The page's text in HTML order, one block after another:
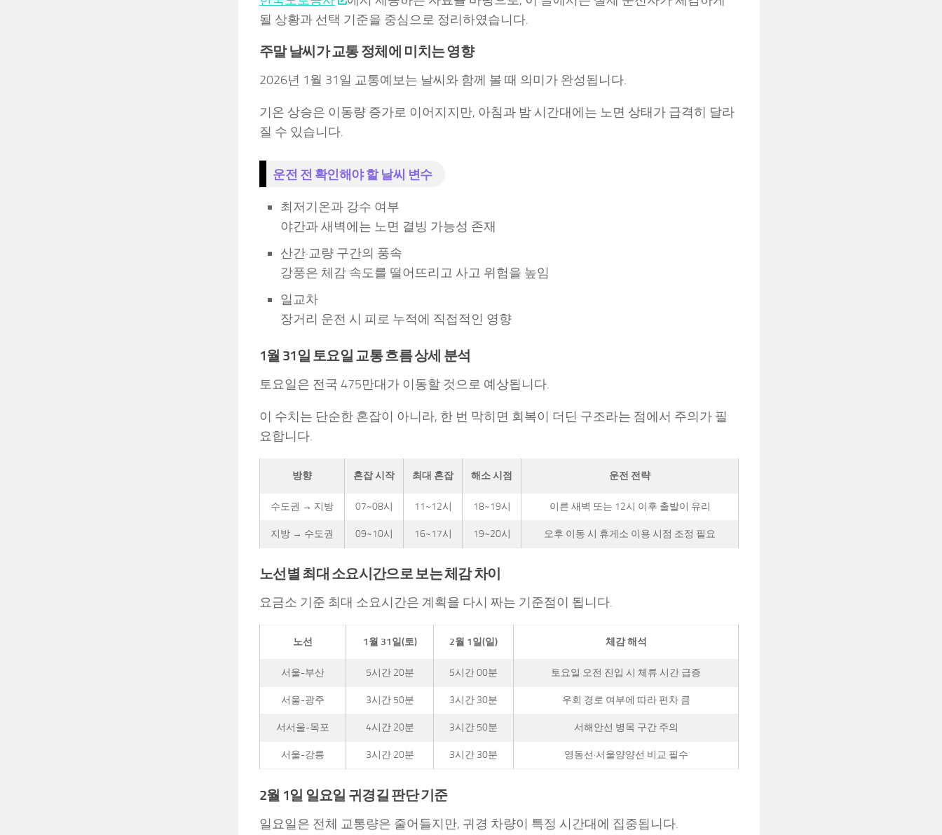
될 상황과 선택 기준을 중심으로 정리하였습니다.
주말 날씨가 교통 정체에 미치는 영향
2026년 1월 31일 교통예보는 날씨와 함께 볼 때 의미가 완성됩니다.
기온 상승은 이동량 증가로 이어지지만, 아침과 밤 시간대에는 노면 상태가 급격히 달라
질 수 있습니다.
운전 전 확인해야 할 날씨 변수
최저기온과 강수 여부
야간과 새벽에는 노면 결빙 가능성 존재
산간·교량 구간의 풍속
강풍은 체감 속도를 떨어뜨리고 사고 위험을 높임
일교차
장거리 운전 시 피로 누적에 직접적인 영향
1월 31일 토요일 교통 흐름 상세 분석
토요일은 전국 475만대가 이동할 것으로 예상됩니다.
이 수치는 단순한 혼잡이 아니라, 한 번 막히면 회복이 더딘 구조라는 점에서 주의가 필
요합니다.
방향 혼잡 시작 최대 혼잡 해소 시점 운전 전략
수도권 → 지방 07~08시 11~12시 18~19시 이른 새벽 또는 12시 이후 출발이 유리
지방 → 수도권 09~10시 16~17시 19~20시 오후 이동 시 휴게소 이용 시점 조정 필요
노선별 최대 소요시간으로 보는 체감 차이
요금소 기준 최대 소요시간은 계획을 다시 짜는 기준점이 됩니다.
노선 1월 31일(토) 2월 1일(일) 체감 해석
서울-부산 5시간 20분 5시간 00분 토요일 오전 진입 시 체류 시간 급증
서울-광주 3시간 50분 3시간 30분 우회 경로 여부에 따라 편차 큼
서서울-목포 4시간 20분 3시간 50분 서해안선 병목 구간 주의
서울-강릉 3시간 20분 3시간 30분 영동선·서울양양선 비교 필수
2월 1일 일요일 귀경길 판단 기준
일요일은 전체 교통량은 줄어들지만, 귀경 차량이 특정 시간대에 집중됩니다.